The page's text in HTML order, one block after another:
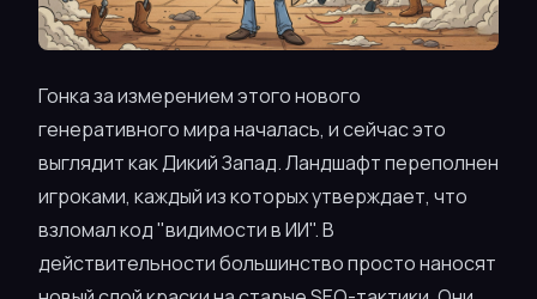
Гонка за измерением этого нового
генеративного мира началась, и сейчас это
выглядит как Дикий Запад. Ландшафт переполнен
игроками, каждый из которых утверждает, что
взломал код "видимости в ИИ". В
действительности большинство просто наносят